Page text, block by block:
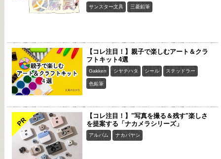
サンスター文具 三菱鉛筆
【コレ注目！】親子で楽しむアート＆クラ
フトキット4選
Gakken シヤチハタ シール ステッドラー
色鉛筆
PR
【コレ注目！】"写真を撮る＆残す"楽しさ
を提案する「ナカメラシリーズ」
アルバム ナカバヤシ